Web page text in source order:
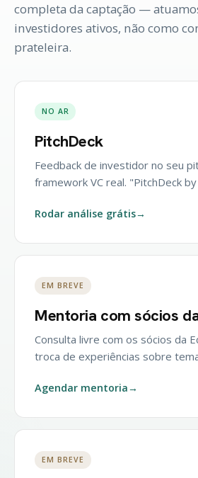
completa da captação —
investidores ativos, não como
prateleira.
NO AR
PitchDeck
Feedback de investidor no seu
framework VC real. "PitchDeck
Rodar análise grátis→
EM BREVE
Mentoria com sócios
Consulta livre com os sócios da
troca de experiências sobre
Agendar mentoria→
EM BREVE